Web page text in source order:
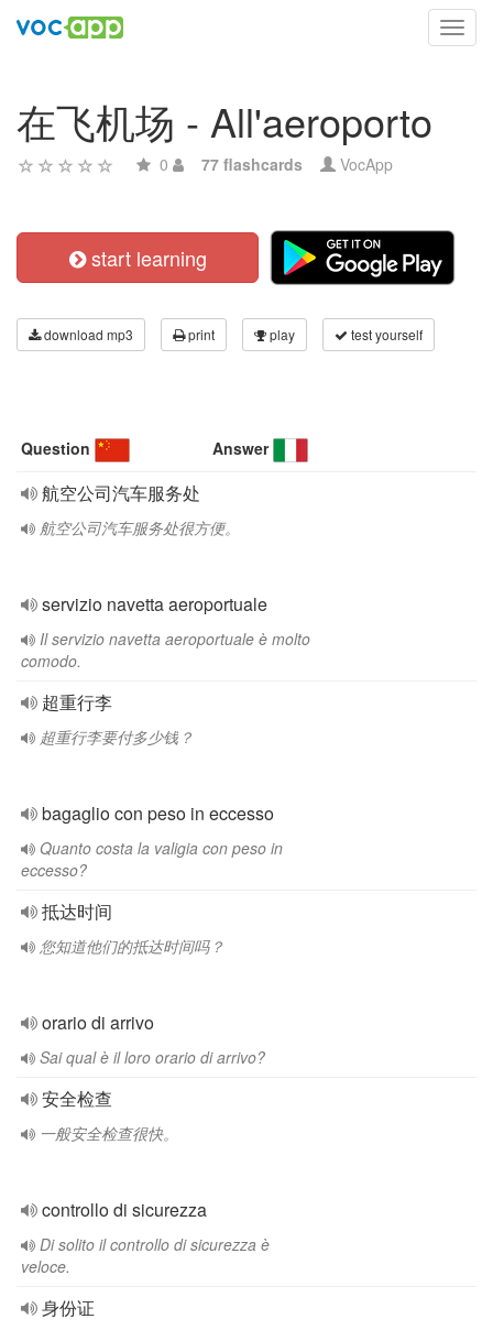
在飞机场 - All'aeroporto
0 77 flashcards VocApp
start learning
download mp3 print play test yourself
Question Answer
航空公司汽车服务处
航空公司汽车服务处很方便。
servizio navetta aeroportuale
Il servizio navetta aeroportuale è molto
comodo.
超重行李
超重行李要付多少钱？
bagaglio con peso in eccesso
Quanto costa la valigia con peso in
eccesso?
抵达时间
您知道他们的抵达时间吗？
orario di arrivo
Sai qual è il loro orario di arrivo?
安全检查
一般安全检查很快。
controllo di sicurezza
Di solito il controllo di sicurezza è
veloce.
身份证